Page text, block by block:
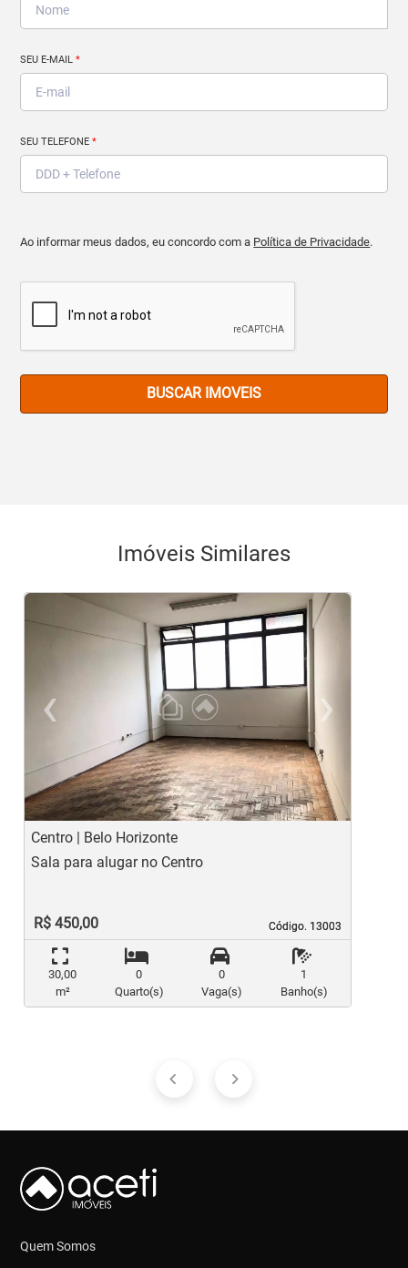
SEU E-MAIL*
SEU TELEFONE*
Ao informar meus dados, eu concordo com a Política de Privacidade.
BUSCAR IMOVEIS
Imóveis Similares
‹
Previous
›
Centro | Belo Horizonte
Código. 13003
Código. 13003
Sala para alugar no Centro
R$ 450,00
30,00
m²
0
Quarto(s)
0
Vaga(s)
1
Banho(s)
Quem Somos